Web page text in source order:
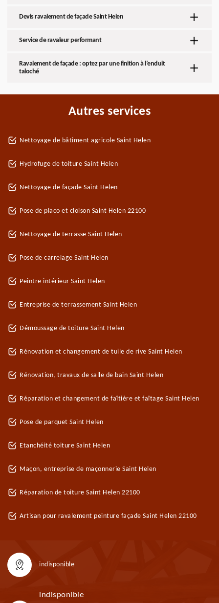
Devis ravalement de façade Saint Helen
Service de ravaleur performant
Ravalement de façade : optez par une finition à l’enduit
taloché
Autres services
Nettoyage de bâtiment agricole Saint Helen
Hydrofuge de toiture Saint Helen
Nettoyage de façade Saint Helen
Pose de placo et cloison Saint Helen 22100
Nettoyage de terrasse Saint Helen
Pose de carrelage Saint Helen
Peintre intérieur Saint Helen
Entreprise de terrassement Saint Helen
Démoussage de toiture Saint Helen
Rénovation et changement de tuile de rive Saint Helen
Rénovation, travaux de salle de bain Saint Helen
Réparation et changement de faîtière et faîtage Saint Helen
Pose de parquet Saint Helen
Etanchéité toiture Saint Helen
Maçon, entreprise de maçonnerie Saint Helen
Réparation de toiture Saint Helen 22100
Artisan pour ravalement peinture façade Saint Helen 22100
indisponible
indisponible